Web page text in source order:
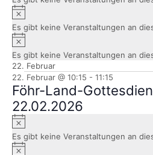
Es gibt keine Veranstaltungen an
Es gibt keine Veranstaltungen an
22. Februar
22. Februar @ 10:15 - 11:15
Föhr-Land-
22.02.2026
Es gibt keine Veranstaltungen an